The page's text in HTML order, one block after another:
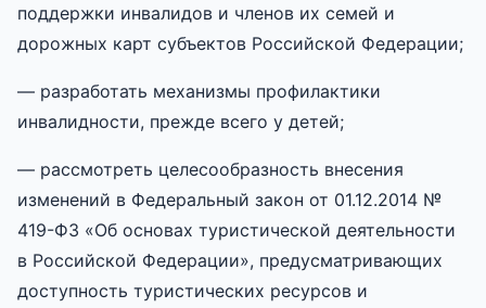
поддержки инвалидов и членов их семей и
дорожных карт субъектов Российской Федерации;
— разработать механизмы профилактики
инвалидности, прежде всего у детей;
— рассмотреть целесообразность внесения
изменений в Федеральный закон от 01.12.2014 №
419-ФЗ «Об основах туристической деятельности
в Российской Федерации», предусматривающих
доступность туристических ресурсов и